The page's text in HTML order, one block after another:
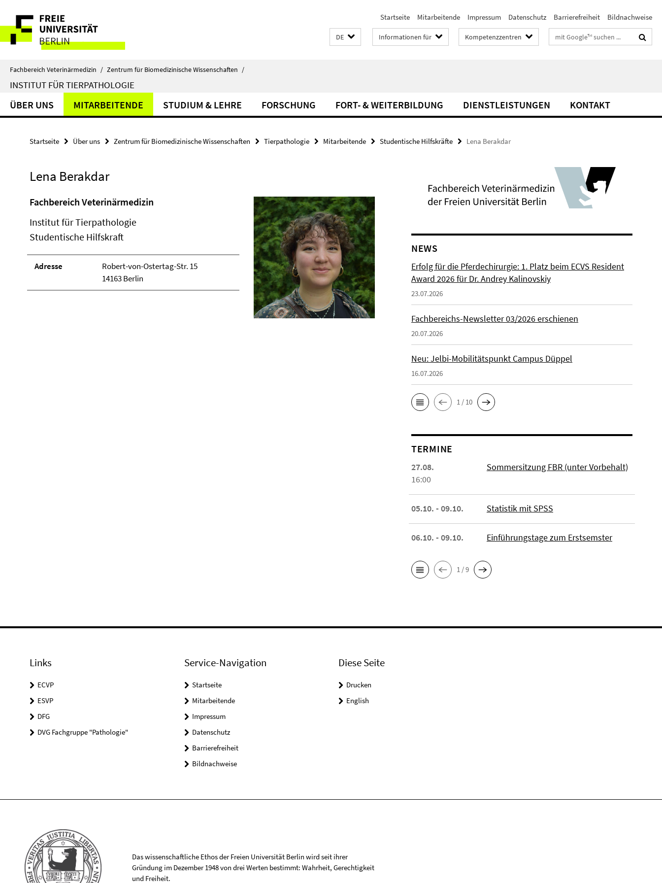
direkt
Inhalt
Service-
Navigation
Startseite Mitarbeitende Impressum Datenschutz Barrierefreiheit Bildnachweise
DE Informationen für Kompetenzzentren Suchbegriffe
Fachbereich Veterinärmedizin / Zentrum für Biomedizinische Wissenschaften /
INSTITUT FÜR TIERPATHOLOGIE
ÜBER UNS MITARBEITENDE STUDIUM & LEHRE FORSCHUNG FORT- & WEITERBILDUNG DIENSTLEISTUNGEN KONTAKT
Startseite Über uns Zentrum für Biomedizinische Wissenschaften Tierpathologie Mitarbeitende Studentische Hilfskräfte Lena Berakdar
Lena Berakdar
Fachbereich Veterinärmedizin
Institut für Tierpathologie
Studentische Hilfskraft
Adresse
Robert-von-Ostertag-Str. 15
14163 Berlin
NEWS
Erfolg für die Pferdechirurgie: 1. Platz beim ECVS Resident
Award 2026 für Dr. Andrey Kalinovskiy
23.07.2026
Fachbereichs-Newsletter 03/2026 erschienen
20.07.2026
Neu: Jelbi-Mobilitätspunkt Campus Düppel
16.07.2026
1 / 10
TERMINE
27.08.
16:00
Sommersitzung FBR (unter Vorbehalt)
05.10. - 09.10. Statistik mit SPSS
06.10. - 09.10. Einführungstage zum Erstsemster
1 / 9
Links
ECVP
ESVP
DFG
DVG Fachgruppe "Pathologie"
Service-Navigation
Startseite
Mitarbeitende
Impressum
Datenschutz
Barrierefreiheit
Bildnachweise
Diese Seite
Drucken
English
Das wissenschaftliche Ethos der Freien Universität Berlin wird seit ihrer
Gründung im Dezember 1948 von drei Werten bestimmt: Wahrheit, Gerechtigkeit
und Freiheit.